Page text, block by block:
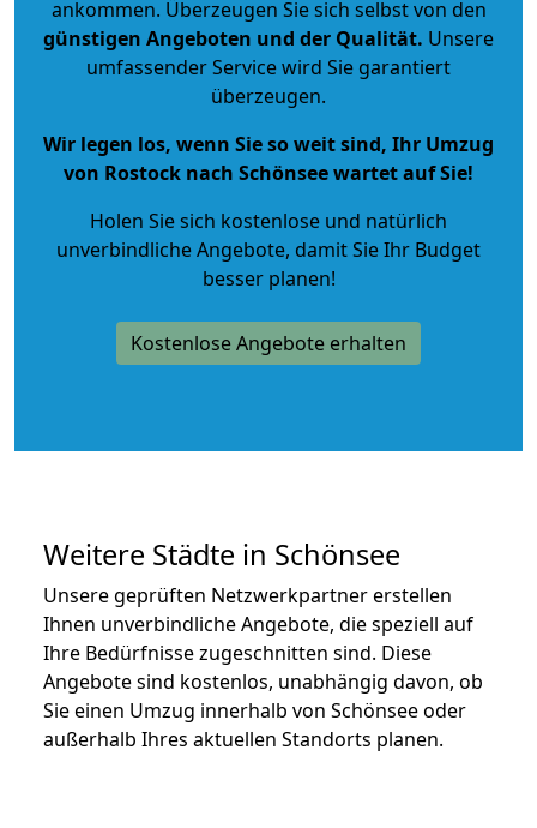
ankommen. Überzeugen Sie sich selbst von den
günstigen Angeboten und der Qualität. Unsere
umfassender Service wird Sie garantiert
überzeugen.
Wir legen los, wenn Sie so weit sind, Ihr Umzug
von Rostock nach Schönsee wartet auf Sie!
Holen Sie sich kostenlose und natürlich
unverbindliche Angebote, damit Sie Ihr Budget
besser planen!
Kostenlose Angebote erhalten
Weitere Städte in Schönsee
Unsere geprüften Netzwerkpartner erstellen
Ihnen unverbindliche Angebote, die speziell auf
Ihre Bedürfnisse zugeschnitten sind. Diese
Angebote sind kostenlos, unabhängig davon, ob
Sie einen Umzug innerhalb von Schönsee oder
außerhalb Ihres aktuellen Standorts planen.